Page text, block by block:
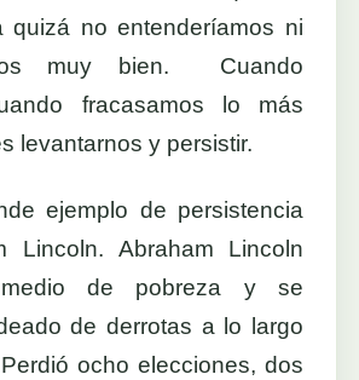
quizá no entenderíamos ni
muy bien. Cuando
fracasamos lo más
levantarnos y persistir.
ejemplo de persistencia
Lincoln. Abraham Lincoln
de pobreza y se
de derrotas a lo largo
ocho elecciones, dos